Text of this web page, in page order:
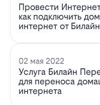
Провести
как подключить
интернет от
02 мая 2022
Услуга Билайн
для переноса
интернета